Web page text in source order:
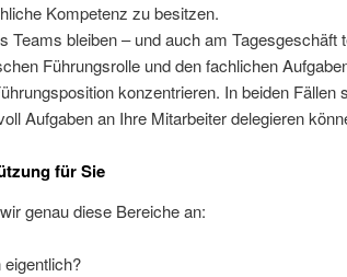
Kompetenz zu besitzen.
Teams bleiben – und auch am Tagesgeschäft
Führungsrolle und den fachlichen
konzentrieren. In beiden Fällen
Aufgaben an Ihre Mitarbeiter delegieren
für Sie
genau diese Bereiche an:
eigentlich?